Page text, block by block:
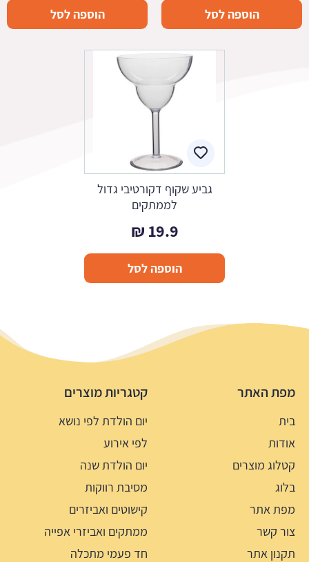
הוספה לסל הוספה לסל
גביע שקוף דקורטיבי גדול
לממתקים
19.9
₪
הוספה לסל
מפת האתר
בית
אודות
קטלוג מוצרים
בלוג
מפת אתר
צור קשר
תקנון אתר
קטגריות מוצרים
יום הולדת לפי נושא
לפי אירוע
יום הולדת שנה
מסיבת רווקות
קישוטים ואביזרים
ממתקים ואביזרי אפייה
חד פעמי מתכלה